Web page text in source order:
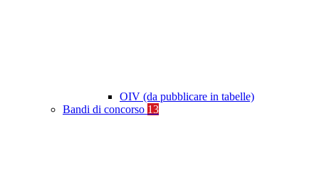
OIV (da pubblicare in tabelle)
Bandi di concorso 13